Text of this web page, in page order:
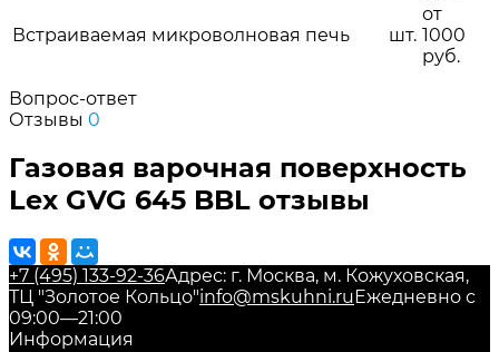
Встраиваемая микроволновая печь шт.
от
1000
руб.
Вопрос-ответ
Отзывы 0
Газовая варочная поверхность
Lex GVG 645 BBL отзывы
+7 (495) 133-92-36Адрес: г. Москва, м. Кожуховская,
ТЦ "Золотое Кольцо"info@mskuhni.ru Ежедневно с
09:00—21:00
Информация